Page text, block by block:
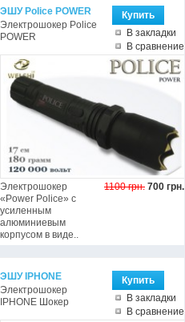
В закладки
В сравнение
1100 грн. 700 грн.
ЭШУ Police POWER
Электрошокер Police
POWER
Электрошокер
«Power Police» с
усиленным
алюминиевым
корпусом в виде..
В закладки
В сравнение
ЭШУ IPHONE
Электрошокер
IPHONE Шокер